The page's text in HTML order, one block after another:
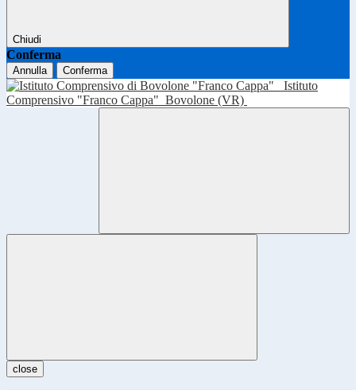
Chiudi
Conferma
Annulla Conferma
Istituto
Comprensivo "Franco Cappa" Bovolone (VR)
close